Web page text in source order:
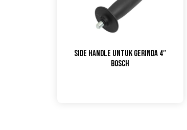
Side Handle untuk gerinda 4″
Bosch